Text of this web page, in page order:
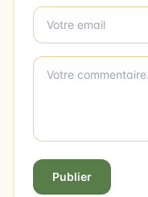
Publier